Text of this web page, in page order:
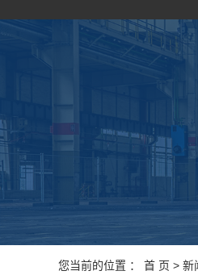
您当前的位置 ： 首 页 > 新